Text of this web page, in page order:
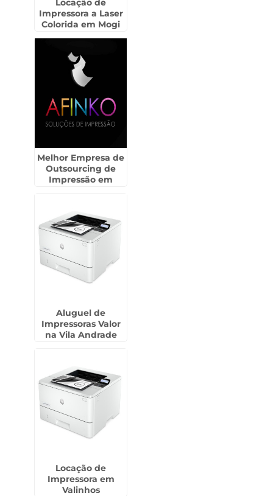
Locação de
Impressora a Laser
Colorida em Mogi
Melhor Empresa de
Outsourcing de
Impressão em
Aluguel de
Impressoras Valor
na Vila Andrade
Locação de
Impressora em
Valinhos